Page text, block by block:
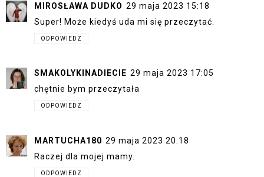
MIROSŁAWA DUDKO 29 maja 2023 15:18
Super! Może kiedyś uda mi się przeczytać.
ODPOWIEDZ
SMAKOLYKINADIECIE 29 maja 2023 17:05
chętnie bym przeczytała
ODPOWIEDZ
MARTUCHA180 29 maja 2023 20:18
Raczej dla mojej mamy.
ODPOWIEDZ